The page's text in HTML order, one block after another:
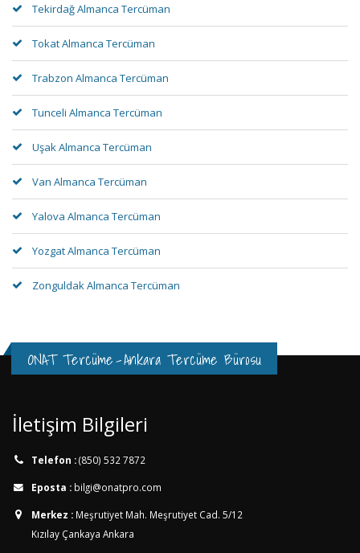
Tekirdağ Almanca Tercüman
Tokat Almanca Tercüman
Trabzon Almanca Tercüman
Tunceli Almanca Tercüman
Uşak Almanca Tercüman
Van Almanca Tercüman
Yalova Almanca Tercüman
Yozgat Almanca Tercüman
Zonguldak Almanca Tercüman
ONAT Tercüme-Ankara Tercüme Bürosu
İletişim Bilgileri
Telefon :(850) 532 7872
Eposta : bilgi@onatpro.com
Merkez : Meşrutiyet Mah. Meşrutiyet Cad. 5/12
Kızılay Çankaya Ankara